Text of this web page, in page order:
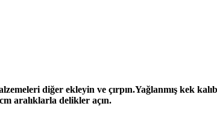
diğer ekleyin ve çırpın.Yağlanmış kek
aralıklarla delikler açın.